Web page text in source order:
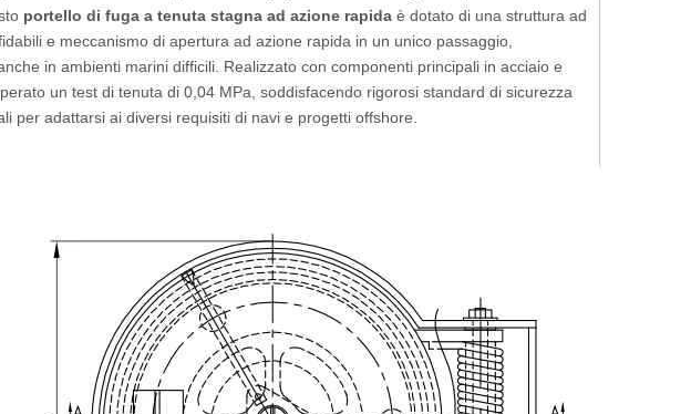
Portello quadrato resistente alle intemperie con serratura a chiave per navi marittime Portello resistente alle intemperie ad azione rapida per l'installazione sul ponte marino
portello di fuga a tenuta stagna ad azione rapida è dotato di una struttura ad
e meccanismo di apertura ad azione rapida in un unico passaggio,
in ambienti marini difficili. Realizzato con componenti principali in acciaio e
un test di tenuta di 0,04 MPa, soddisfacendo rigorosi standard di sicurezza
per adattarsi ai diversi requisiti di navi e progetti offshore.